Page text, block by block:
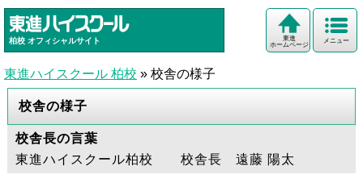
柏校 オフィシャルサイト メニュー
東進
ホームページ
東進ハイスクール 柏校 » 校舎の様子
校舎の様子
校舎長の言葉
東進ハイスクール柏校 校舎長 遠藤 陽太